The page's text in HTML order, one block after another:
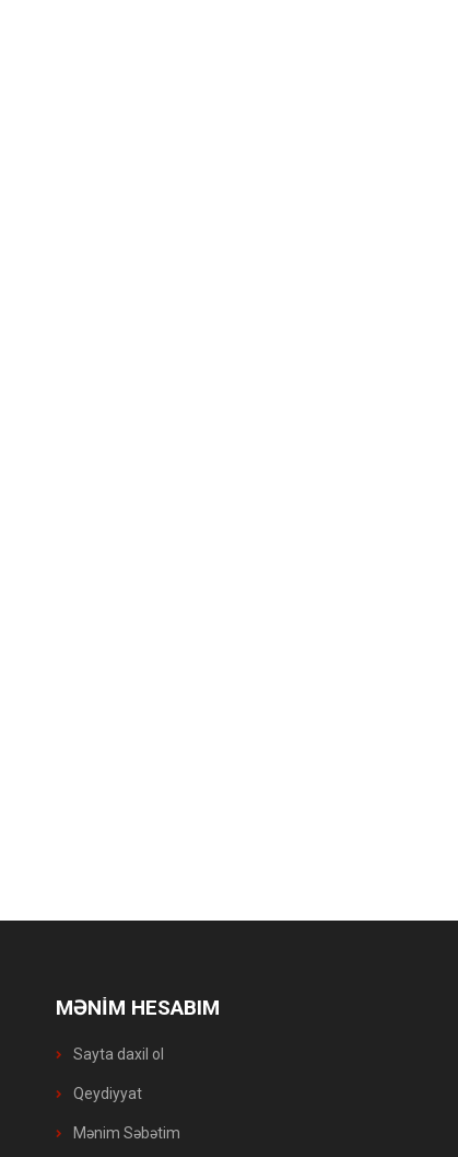
MƏNİM HESABIM
Sayta daxil ol
Qeydiyyat
Mənim Səbətim